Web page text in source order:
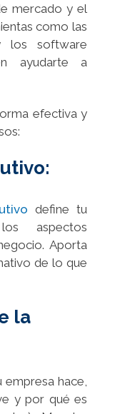
mercado y el
como las
los software
ayudarte a
efectiva y
define tu
aspectos
Aporta
de lo que
la
hace,
y por qué es